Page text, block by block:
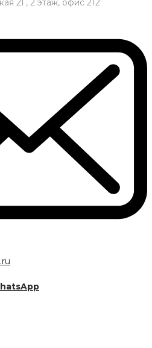
2Г, 2 этаж, офис 212